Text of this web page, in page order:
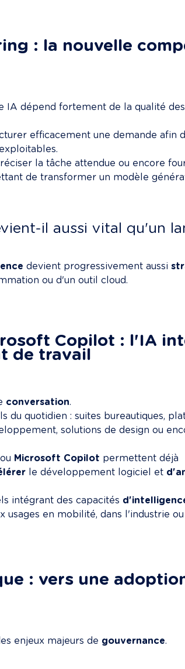
: la nouvelle
IA dépend fortement de la qualité
efficacement une demande afin
la tâche attendue ou encore
de transformer un modèle
il aussi vital qu'un
devient progressivement aussi
ou d'un outil cloud.
Copilot : l'IA
de travail
conversation.
du quotidien : suites bureautiques,
solutions de design ou
ou Microsoft Copilot permettent déjà
le développement logiciel et
intégrant des capacités
usages en mobilité, dans l'industrie ou
: vers une
enjeux majeurs de gouvernance.